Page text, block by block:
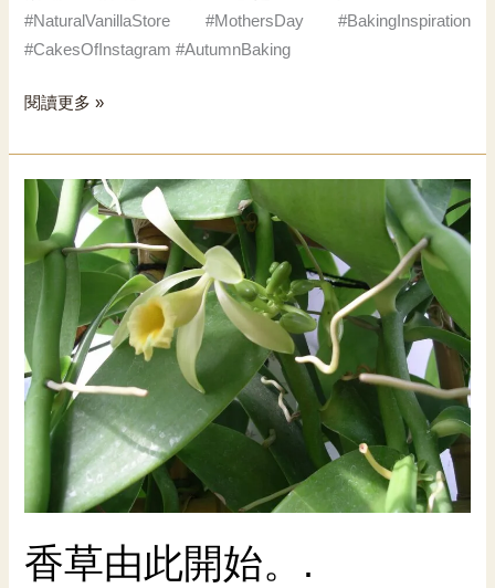
#NaturalVanillaStore #MothersDay #BakingInspiration
#CakesOfInstagram #AutumnBaking
五
什
麼
閱讀更多 »
香草由此開始。.